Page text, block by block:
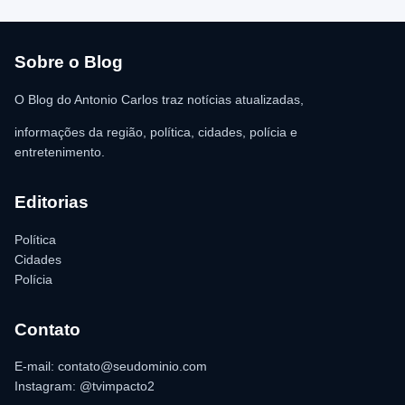
para as providências legais.
Sobre o Blog
O Blog do Antonio Carlos traz notícias atualizadas,
informações da região, política, cidades, polícia e
entretenimento.
Editorias
Política
Cidades
Polícia
Contato
E-mail: contato@seudominio.com
Instagram: @tvimpacto2